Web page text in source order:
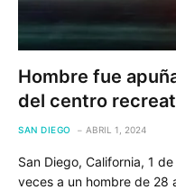
Hombre fue
del centro
SAN DIEGO ABRIL 1, 2024
San Diego, California, 1
veces a un hombre de 28